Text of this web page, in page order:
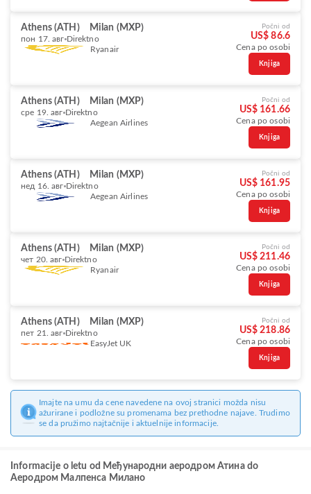
Athens (ATH) Milan (MXP)
пон 17. авг Direktno
Ryanair
Počni od
US$ 86.6
Cena po osobi
Knjiga
Athens (ATH) Milan (MXP)
сре 19. авг Direktno
Aegean Airlines
Počni od
US$ 161.66
Cena po osobi
Knjiga
Athens (ATH) Milan (MXP)
нед 16. авг Direktno
Aegean Airlines
Počni od
US$ 161.95
Cena po osobi
Knjiga
Athens (ATH) Milan (MXP)
чет 20. авг Direktno
Ryanair
Počni od
US$ 211.46
Cena po osobi
Knjiga
Athens (ATH) Milan (MXP)
пет 21. авг Direktno
EasyJet UK
Počni od
US$ 218.86
Cena po osobi
Knjiga
Imajte na umu da cene navedene na ovoj stranici možda nisu
ažurirane i podložne su promenama bez prethodne najave. Trudimo
se da pružimo najtačnije i aktuelnije informacije.
Informacije o letu od Међународни аеродром Атина do
Аеродром Малпенса Милано